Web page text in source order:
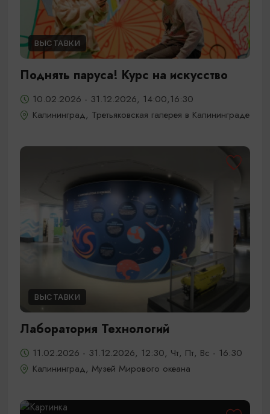
ВЫСТАВКИ
Поднять паруса! Курс на искусство
10.02.2026 - 31.12.2026, 14:00,16:30
Калининград, Третьяковская галерея в Калининграде
ВЫСТАВКИ
Лаборатория Технологий
11.02.2026 - 31.12.2026, 12:30, Чт, Пт, Вс - 16:30
Калининград, Музей Мирового океана